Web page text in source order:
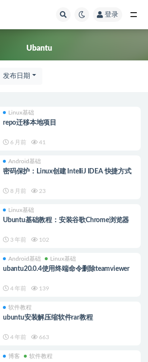
登录
Ubantu
发布日期
Linux基础
repo迁移本地项目
6 月前 41
Android基础
密码保护：Linux创建 IntelliJ IDEA 快捷方式
8 月前 23
Linux基础
Ubuntu基础教程：安装谷歌Chrome浏览器
3 年前 102
Android基础 Linux基础
ubantu20.0.4使用终端命令删除teamviewer
4 年前 139
软件教程
ubuntu安装解压缩软件rar教程
4 年前 663
博客 软件教程